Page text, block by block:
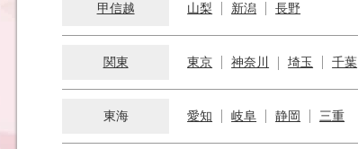
甲信越 山梨 新潟 長野
関東 東京 神奈川 埼玉 千葉
東海 愛知 岐阜 静岡 三重